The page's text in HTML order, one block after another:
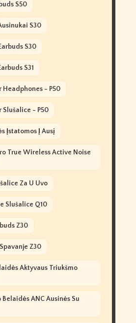
S50
S30
S30
S31
Headphones - P50
Slušalice - P50
Įstatomos Į Ausį
True Wireless Active Noise
Za U Uvo
Slušalice Q10
Z30
Z30
Aktyvaus Triukšmo
ANC Ausinės Su